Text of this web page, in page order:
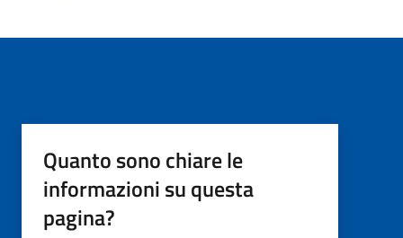
Quanto sono chiare le
informazioni su questa
pagina?